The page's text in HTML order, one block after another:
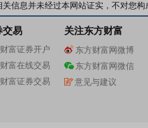
信息并未经过本网站证实，不对您
交易
富证券开户
富在线交易
富证券交易
关注东方财富
东方财富网微博
东方财富网微信
意见与建议